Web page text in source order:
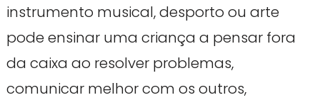
instrumento musical, desporto ou arte
pode ensinar uma criança a pensar fora
da caixa ao resolver problemas,
comunicar melhor com os outros,